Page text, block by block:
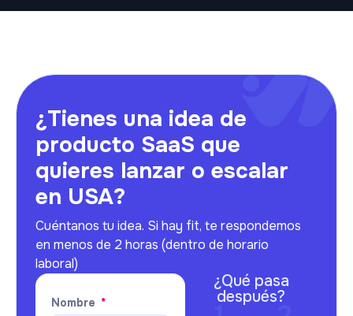
¿Tienes una idea de
producto SaaS que
quieres lanzar o escalar
en USA?
Cuéntanos tu idea. Si hay fit, te respondemos
en menos de 2 horas (dentro de horario
laboral)
Nombre
¿Qué pasa
después?